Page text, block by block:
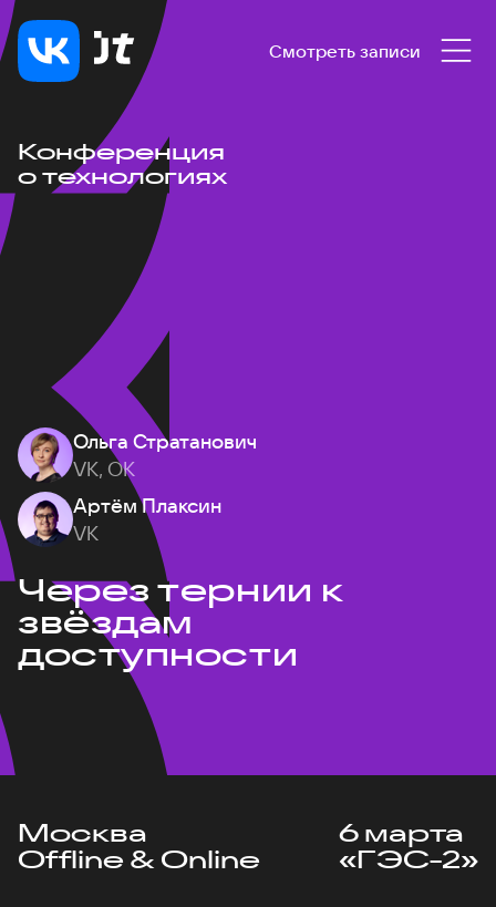
Смотреть записи
Конференция
о технологиях
Ольга Стратанович
VK, ОК
Артём Плаксин
VK
Через тернии к
звёздам
доступности
Москва
Offline & Online
6 марта
«ГЭС-2»